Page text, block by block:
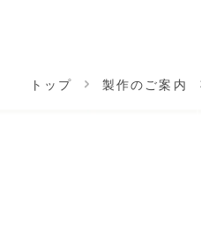
トップ 製作のご案内